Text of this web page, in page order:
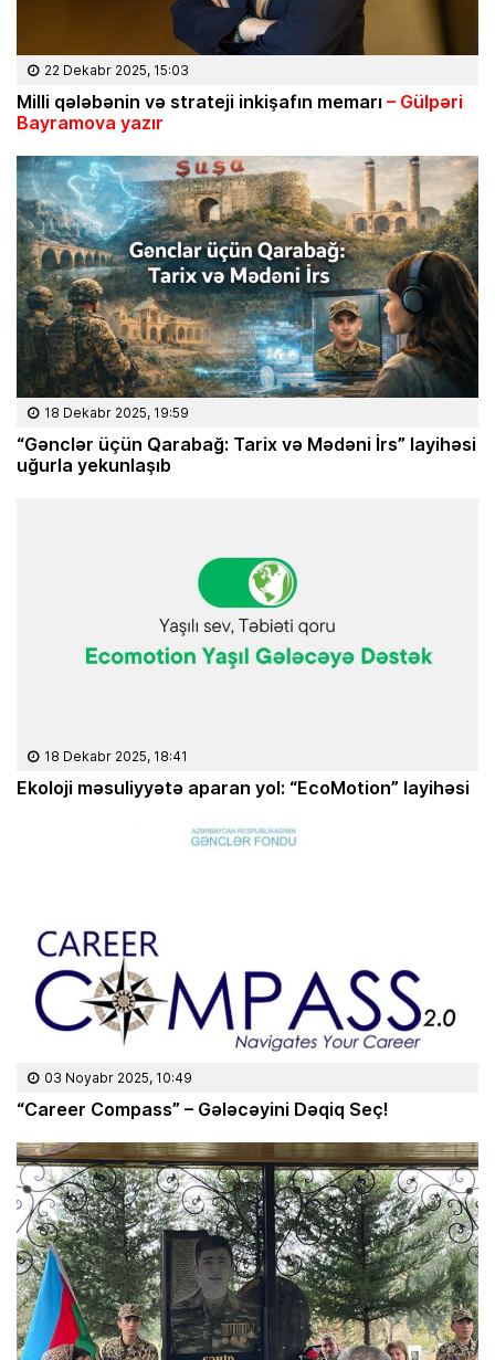
22 Dekabr 2025, 15:03
Milli qələbənin və strateji inkişafın memarı– Gülpəri
Bayramova yazır
18 Dekabr 2025, 19:59
“Gənclər üçün Qarabağ: Tarix və Mədəni İrs” layihəsi
uğurla yekunlaşıb
18 Dekabr 2025, 18:41
Ekoloji məsuliyyətə aparan yol: “EcoMotion” layihəsi
03 Noyabr 2025, 10:49
“Career Compass” – Gələcəyini Dəqiq Seç!